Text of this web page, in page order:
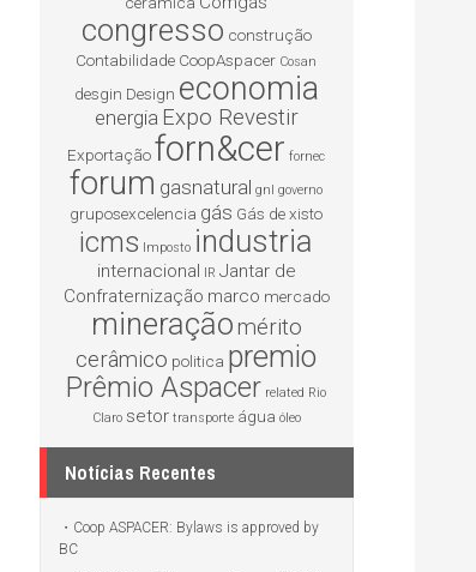
congresso construção
Contabilidade CoopAspacer Cosan
desgin Design economia
energia Expo Revestir
Exportação forn&cer fornec
forum gasnatural gnl governo
gruposexcelencia gás Gás de xisto
icms Imposto industria
internacional IR Jantar de
Confraternização marco mercado
mineração mérito
cerâmico politica premio
Prêmio Aspacer related Rio
Claro setor transporte água óleo
Notícias Recentes
Coop ASPACER: Bylaws is approved by
BC